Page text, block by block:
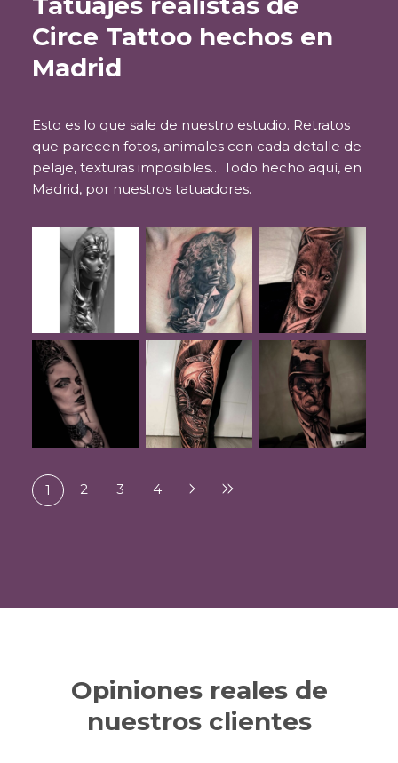
Circe Tattoo hechos en
Madrid
Esto es lo que sale de nuestro estudio. Retratos
que parecen fotos, animales con cada detalle de
pelaje, texturas imposibles… Todo hecho aquí, en
Madrid, por nuestros tatuadores.
1 2 3 4
Opiniones reales de
nuestros clientes